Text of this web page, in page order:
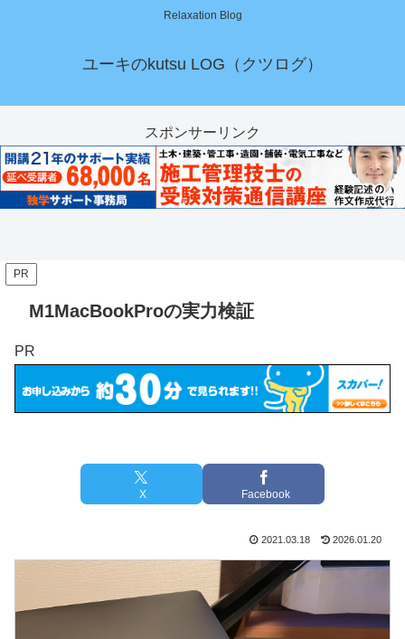
Relaxation Blog
ユーキのkutsu LOG（クツログ）
スポンサーリンク
PR
M1MacBookProの実力検証
PR
X Facebook
2021.03.18 2026.01.20